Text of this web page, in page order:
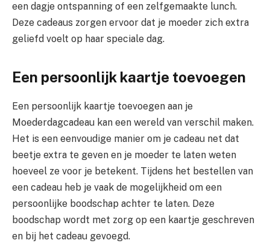
een dagje ontspanning of een zelfgemaakte lunch.
Deze cadeaus zorgen ervoor dat je moeder zich extra
geliefd voelt op haar speciale dag.
Een persoonlijk kaartje toevoegen
Een persoonlijk kaartje toevoegen aan je
Moederdagcadeau kan een wereld van verschil maken.
Het is een eenvoudige manier om je cadeau net dat
beetje extra te geven en je moeder te laten weten
hoeveel ze voor je betekent. Tijdens het bestellen van
een cadeau heb je vaak de mogelijkheid om een
persoonlijke boodschap achter te laten. Deze
boodschap wordt met zorg op een kaartje geschreven
en bij het cadeau gevoegd.